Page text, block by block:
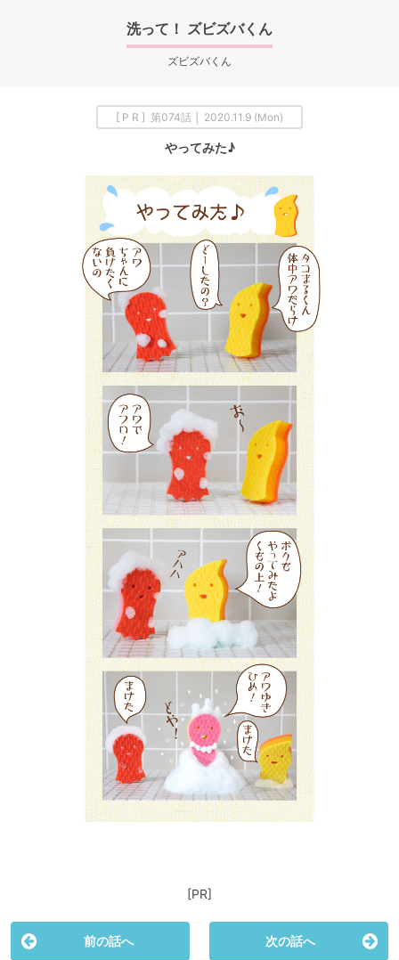
洗って！ ズビズバくん
ズビズバくん
[ P R ] 第074話 │ 2020.11.9 (Mon)
やってみた♪
[PR]
前の話へ 次の話へ